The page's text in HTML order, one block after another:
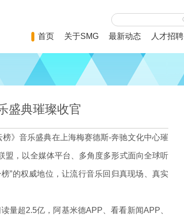
首页
关于SMG 最新动态 人才招聘
盛典璀璨收官
》音乐盛典在上海梅赛德斯-奔驰文化中心璀
盟，以全媒体平台、多角度多形式面向全球听
”的权威地位，让流行音乐回归真现场、真实
超2.5亿，阿基米德APP、看看新闻APP、